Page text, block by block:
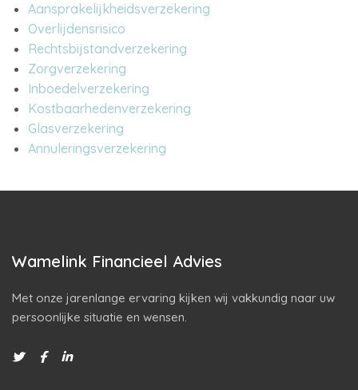
Aansprakelijkheidsverzekering
Overlijdensrisico
Rechtsbijstandverzekering
Zorgverzekering
Inboedelverzekering
Kostbaarhedenverzekering
Glasverzekering
Annuleringsverzekering
Wamelink Financieel Advies
Met onze jarenlange ervaring kijken wij vakkundig naar uw
persoonlijke situatie en wensen.